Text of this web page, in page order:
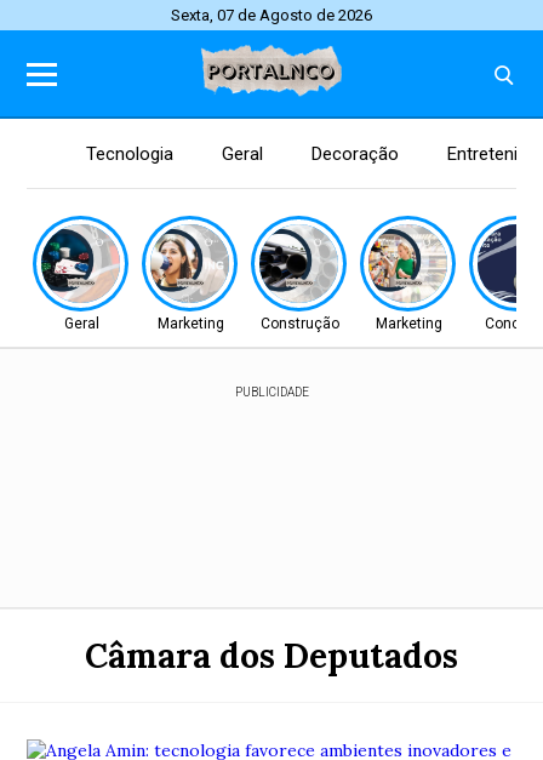
Sexta, 07 de Agosto de 2026
Tecnologia Geral Decoração
Geral Marketing Construção Marketing
PUBLICIDADE
Câmara dos Deputados